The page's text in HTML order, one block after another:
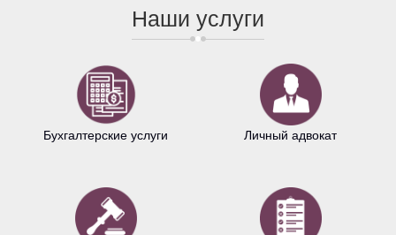
Наши услуги
Бухгалтерские услуги Личный адвокат